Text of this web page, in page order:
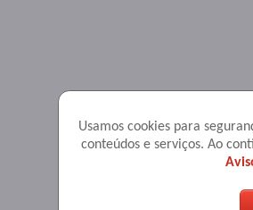
Usamos cookies para
conteúdos e serviços. Ao